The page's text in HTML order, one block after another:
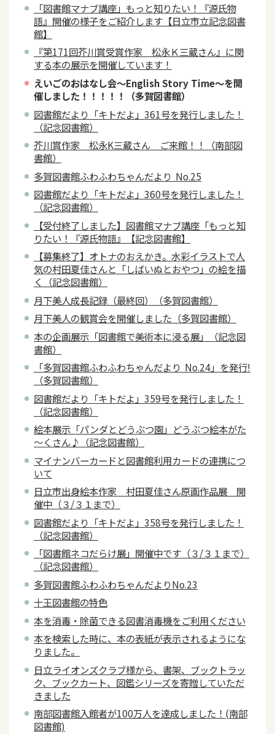
「図書館マナブ講座」もっと知りたい！『源氏物
語』開催の様子をご紹介します【日立市立記念図書
館】
『第171回芥川賞受賞作家 松永Ｋ三蔵さん』に関
する本の展示を開催しています！
えいごのおはなし会～English Story Time～を開
催しました！！！！！（多賀図書館）
図書館だより「キトだよ」361号を発行しました！
（記念図書館）
芥川賞作家 松永K三蔵さん ご来館！！（南部図
書館）
多賀図書館ふわふわちゃんだより No.25
図書館だより「キトだよ」360号を発行しました！
（記念図書館）
【受付終了しました】図書館マナブ講座「もっと知
りたい！『源氏物語』【記念図書館】
【募集終了】オトナのおえかき。水彩イラストで人
気の村田夏佳さんと「しばいぬとおやつ」の絵を描
く（記念図書館）
月下美人成長記録（最終回）（多賀図書館）
月下美人の観賞会を開催しました（多賀図書館）
本の企画展示「図書館で美術本に浸る展」（記念図
書館）
「多賀図書館ふわふわちゃんだより No.24」を発行!
（多賀図書館）
図書館だより「キトだよ」359号を発行しました！
（記念図書館）
絵本展示「パンダとどうぶつ園」どうぶつ絵本がた
～くさん♪（記念図書館）
マイナンバーカードと図書館利用カードの連携につ
いて
日立市出身絵本作家 村田夏佳さん原画作品展 開
催中（３/３１まで）
図書館だより「キトだよ」358号を発行しました！
（記念図書館）
「図書館ネコだらけ展」開催中です（３/３１まで）
（記念図書館）
多賀図書館ふわふわちゃんだよりNo.23
十王図書館の特色
本を消毒・除菌できる図書消毒機をご利用ください
本を検索した時に、本の表紙が表示されるようにな
りました。
日立ライオンズクラブ様から、書架、ブックトラッ
ク、ブックカート、図鑑シリーズを寄贈していただ
きました
南部図書館入館者が100万人を達成しました！(南部
図書館)